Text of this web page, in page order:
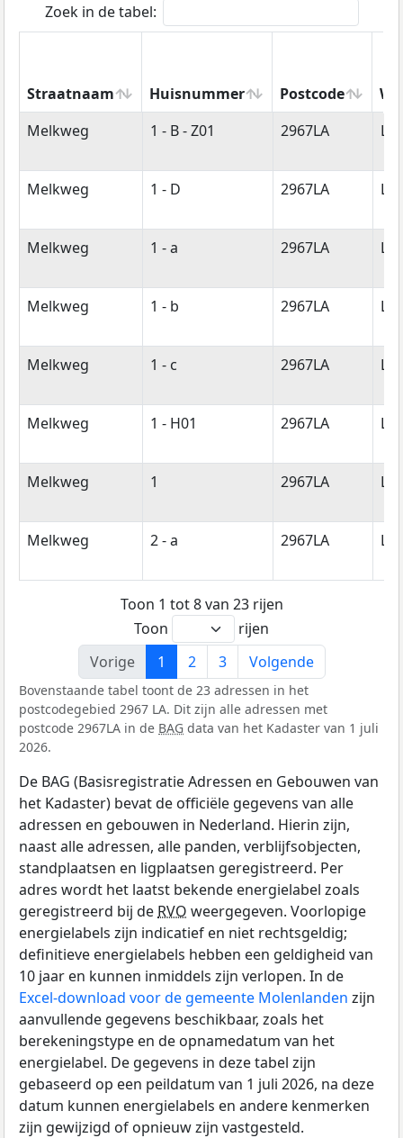
Zoek in de tabel:
Straatnaam Huisnummer Postcode
Straatnaam
Huisnummer Postcode
Melkweg 1 - B - Z01 2967LA
Melkweg 1 - D 2967LA
Melkweg 1 - a 2967LA
Melkweg 1 - b 2967LA
Melkweg 1 - c 2967LA
Melkweg 1 - H01 2967LA
Melkweg 1 2967LA
Melkweg 2 - a 2967LA
Toon 1 tot 8 van 23 rijen
Toon
rijen
Vorige
1 2 3 Volgende
Bovenstaande tabel toont de 23 adressen in het
postcodegebied 2967 LA. Dit zijn alle adressen met
postcode 2967LA in de BAG data van het Kadaster van 1 juli
2026.
De BAG (Basisregistratie Adressen en Gebouwen van
het Kadaster) bevat de officiële gegevens van alle
adressen en gebouwen in Nederland. Hierin zijn,
naast alle adressen, alle panden, verblijfsobjecten,
standplaatsen en ligplaatsen geregistreerd. Per
adres wordt het laatst bekende energielabel zoals
geregistreerd bij de RVO weergegeven. Voorlopige
energielabels zijn indicatief en niet rechtsgeldig;
definitieve energielabels hebben een geldigheid van
10 jaar en kunnen inmiddels zijn verlopen. In de
Excel-download voor de gemeente Molenlanden zijn
aanvullende gegevens beschikbaar, zoals het
berekeningstype en de opnamedatum van het
energielabel. De gegevens in deze tabel zijn
gebaseerd op een peildatum van 1 juli 2026, na deze
datum kunnen energielabels en andere kenmerken
zijn gewijzigd of opnieuw zijn vastgesteld.